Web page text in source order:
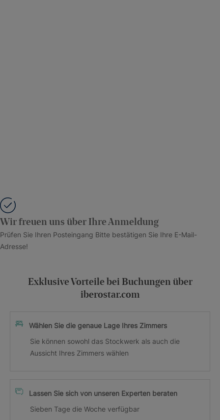
Wir freuen uns über Ihre Anmeldung
Prüfen Sie Ihren Posteingang Bitte bestätigen Sie Ihre E-Mail-
Adresse!
Exklusive Vorteile bei Buchungen über
iberostar.com
Wählen Sie die genaue Lage Ihres Zimmers
Sie können sowohl das Stockwerk als auch die
Aussicht Ihres Zimmers wählen
Lassen Sie sich von unseren Experten beraten
Sieben Tage die Woche verfügbar